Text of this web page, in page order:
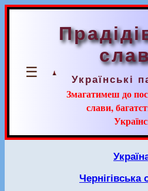
☰ Українські
Змагатимеш до
слави,
Чернігівська